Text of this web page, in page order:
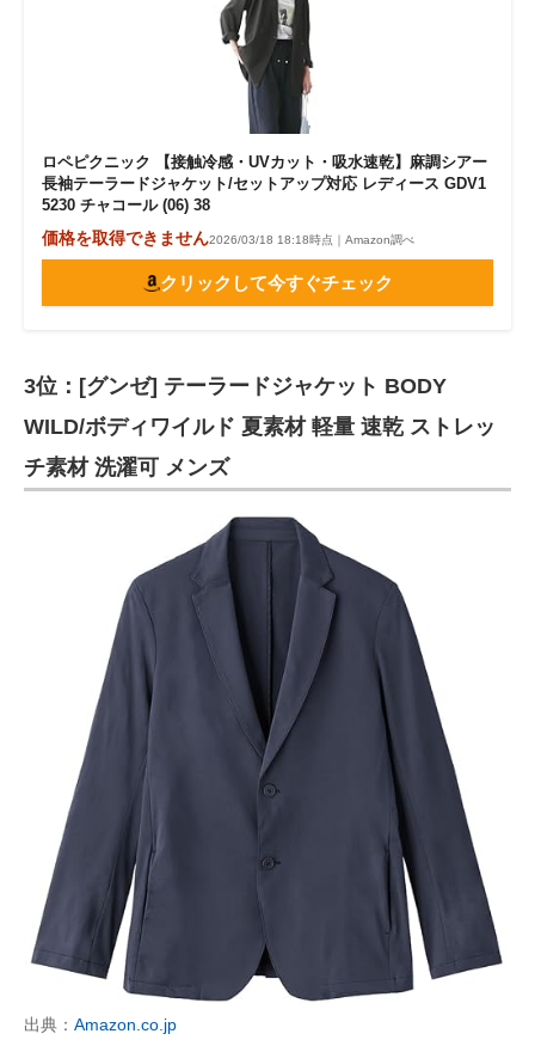
ロペピクニック 【接触冷感・UVカット・吸水速乾】麻調シアー
長袖テーラードジャケット/セットアップ対応 レディース GDV1
5230 チャコール (06) 38
価格を取得できません2026/03/18 18:18時点｜Amazon調べ
クリックして今すぐチェック
3位：[グンゼ] テーラードジャケット BODY
WILD/ボディワイルド 夏素材 軽量 速乾 ストレッ
チ素材 洗濯可 メンズ
出典： Amazon.co.jp